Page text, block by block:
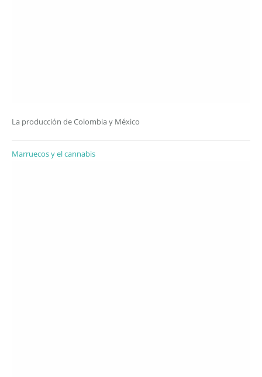
La producción de Colombia y México
Marruecos y el cannabis